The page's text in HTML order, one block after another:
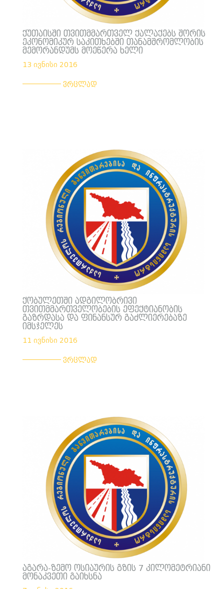
ქუთაისში თვითმმართველ ქალაქებს შორის
ეკონომიკურ საკითხებში თანამშრომლობის
მემორანდუმს მოეწერა ხელი
13 ივნისი 2016
ვრცლად
ქობულეთში ადგილობრივი
თვითმმართველობების ეფექტიანობის
გაზრდასა და ფინანსურ გაძლიერებაზე
იმსჯელეს
11 ივნისი 2016
ვრცლად
აგარა-ზემო ოსიაურის გზის 7 კილომეტრიანი
მონაკვეთი გაიხსნა